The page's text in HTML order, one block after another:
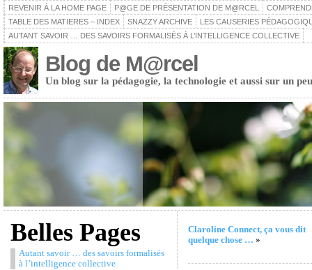
REVENIR À LA HOME PAGE P@GE DE PRÉSENTATION DE M@RCEL
TABLE DES MATIERES – INDEX
SNAZZY ARCHIVE
LES CAUSERIES
AUTANT SAVOIR … DES SAVOIRS FORMALISÉS À L’INTELLIGENCE COLLECTIVE
Blog de M@rcel
Un blog sur la pédagogie, la technologie et aussi sur un
Belles Pages
Autant savoir … des savoirs formalisés
à l’intelligence collective
Claroline Connect, ça vous dit
quelque chose … »